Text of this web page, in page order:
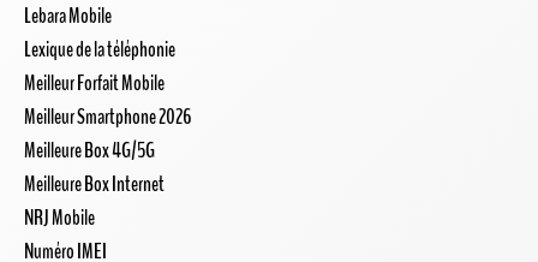
Lebara Mobile
Lexique de la téléphonie
Meilleur Forfait Mobile
Meilleur Smartphone 2026
Meilleure Box 4G/5G
Meilleure Box Internet
NRJ Mobile
Numéro IMEI